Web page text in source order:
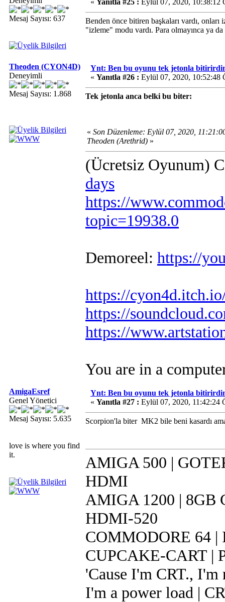
Mesaj Sayısı: 637
« Yanıtla #25 : Eylül 07, 2020, 10:38:12
Benden önce bitiren başkaları vardı,
"izleme" modu vardı. Para olmayınca ya
Theoden (CYON4D)
Deneyimli
Mesaj Sayısı: 1.868
Ynt: Ben bu oyunu tek jetonla
« Yanıtla #26 : Eylül 07, 2020, 10:52:48
Tek jetonla anca belki bu biter:
« Son Düzenleme: Eylül 07, 2020,
Theoden (Arethrid) »
(Ücretsiz Oyunum)
days
https://
topic=19938.0
Demoreel: https://
https://
https://
https://
You are in a
AmigaEsref
Genel Yönetici
Mesaj Sayısı: 5.635
love is where you find
it.
Ynt: Ben bu oyunu tek jetonla
« Yanıtla #27 : Eylül 07, 2020, 11:42:24
Scorpion'la biter MK2 bile beni kasardı
AMIGA 500 |
HDMI
AMIGA 1200 | 8GB
HDMI-520
COMMODORE 64 |
CUPCAKE-CART |
'Cause I'm CRT.,
I'm a power load |